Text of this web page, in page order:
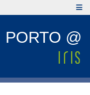
PORTO @